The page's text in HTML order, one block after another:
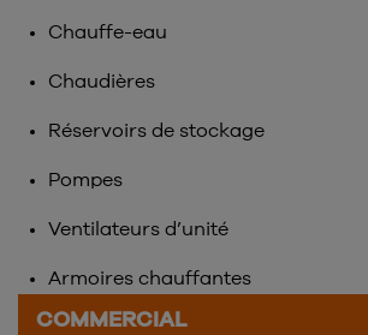
Chauffe-eau
Chaudières
Réservoirs de stockage
Pompes
Ventilateurs d’unité
Armoires chauffantes
COMMERCIAL